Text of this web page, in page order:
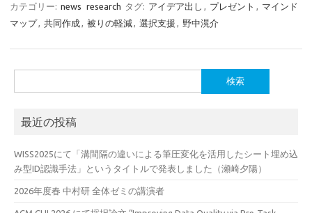
カテゴリー: news research タグ: アイデア出し , プレゼント , マインド
マップ, 共同作成, 被りの軽減, 選択支援 , 野中滉介
索:
最近の投稿
WISS2025にて「溝間隔の違いによる筆圧変化を活用したシート埋め込
み型ID認識手法」というタイトルで発表しました（瀬崎夕陽）
2026年度春 中村研 全体ゼミの講演者